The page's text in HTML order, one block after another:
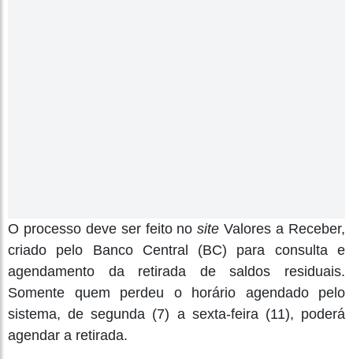
O processo deve ser feito nosite Valores a Receber,
criado pelo Banco Central (BC) para consulta e
agendamento da retirada de saldos residuais.
Somente quem perdeu o horário agendado pelo
sistema, de segunda (7) a sexta-feira (11), poderá
agendar a retirada.